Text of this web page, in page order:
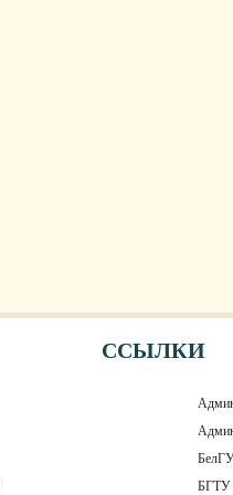
ССЫЛКИ
БГТУ